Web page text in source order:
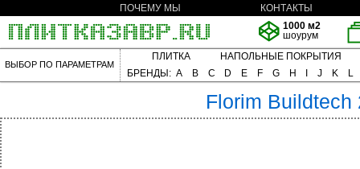
ПОЧЕМУ МЫ
КОНТАКТЫ
1000 м2
шоурум
ВЫБОР ПО ПАРАМЕТРАМ
ПЛИТКА
НАПОЛЬНЫЕ ПОКРЫТИЯ
БРЕНДЫ: A B C D E F G H J K L
Florim Buildtech